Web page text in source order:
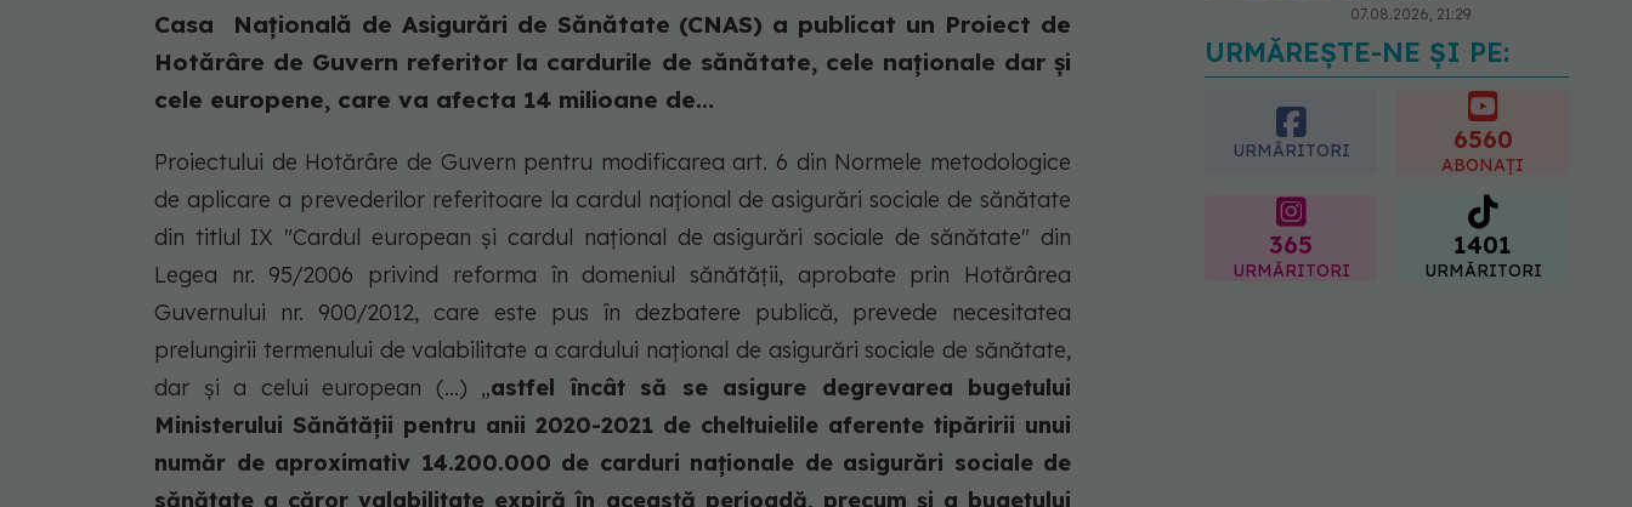
Casa Națională de Asigurări de Sănătate (CNAS) a publicat un Proiect de
Hotărâre de Guvern referitor la cardurile de sănătate, cele naționale dar și
cele europene, care va afecta 14 milioane de...
Proiectului de Hotărâre de Guvern pentru modificarea art. 6 din Normele metodologice
de aplicare a prevederilor referitoare la cardul național de asigurări sociale de sănătate
din titlul IX "Cardul european și cardul național de asigurări sociale de sănătate" din
Legea nr. 95/2006 privind reforma în domeniul sănătății, aprobate prin Hotărârea
Guvernului nr. 900/2012, care este pus în dezbatere publică, prevede necesitatea
prelungirii termenului de valabilitate a cardului național de asigurări sociale de sănătate,
dar și a celui european (...) „astfel încât să se asigure degrevarea bugetului
Ministerului Sănătății pentru anii 2020-2021 de cheltuielile aferente tipăririi unui
număr de aproximativ 14.200.000 de carduri naționale de asigurări sociale de
sănătate a căror valabilitate expiră în această perioadă, precum și a bugetului
07.08.2026, 21:29
Analiza de sânge AST
(SGOT): ce înseamnă
rezultatele și când sunt un
semnal de alarmă
08.08.2026, 11:00
URMĂREȘTE-NE ȘI PE:
URMĂRITORI 6560
ABONAȚI
365
URMĂRITORI
1401
URMĂRITORI